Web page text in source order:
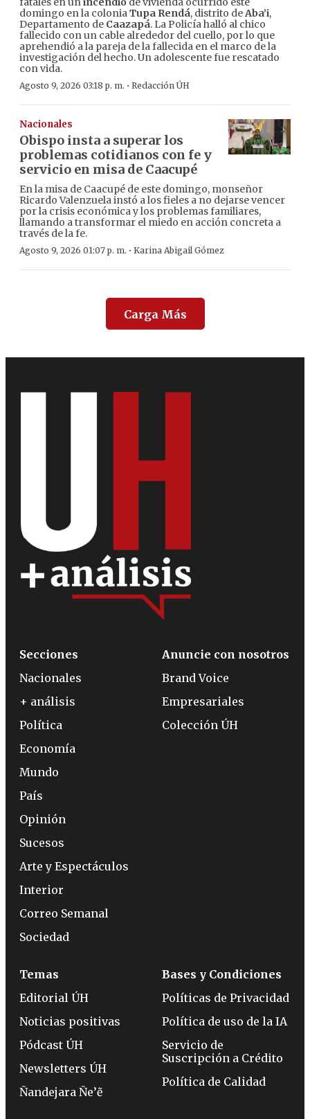
domingo en la coloniaTupa Rendá, distrito deAba’i,
Departamento de Caazapá. La Policía halló al chico
fallecido con un cable alrededor del cuello, por lo que
aprehendió a la pareja de la fallecida en el marco de la
investigación del hecho. Un adolescente fue rescatado
con vida.
Agosto 9, 2026 03:18 p. m. · Redacción ÚH
Nacionales
Obispo insta a superar los
problemas cotidianos con fe y
servicio en misa de Caacupé
En la misa de Caacupé de este domingo, monseñor
Ricardo Valenzuela instó a los fieles a no dejarse vencer
por la crisis económica y los problemas familiares,
llamando a transformar el miedo en acción concreta a
través de la fe.
Agosto 9, 2026 01:07 p. m. · Karina Abigail Gómez
Carga Más
Secciones
Nacionales
+ análisis
Política
Economía
Mundo
País
Opinión
Sucesos
Arte y Espectáculos
Interior
Correo Semanal
Sociedad
Anuncie con nosotros
Brand Voice
Empresariales
Colección ÚH
Temas
Editorial ÚH
Noticias positivas
Pódcast ÚH
Newsletters ÚH
Ñandejara Ñe’ẽ
Bases y Condiciones
Políticas de Privacidad
Política de uso de la IA
Servicio de
Suscripción a Crédito
Política de Calidad